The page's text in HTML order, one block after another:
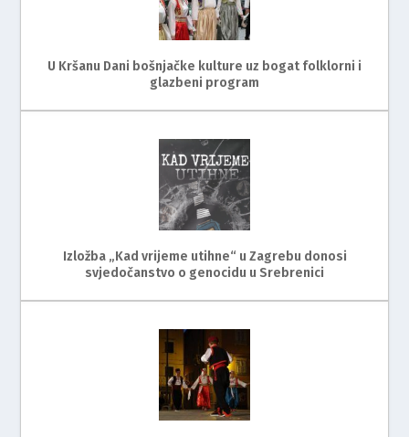
U Kršanu Dani bošnjačke kulture uz bogat folklorni i
glazbeni program
Izložba „Kad vrijeme utihne“ u Zagrebu donosi
svjedočanstvo o genocidu u Srebrenici